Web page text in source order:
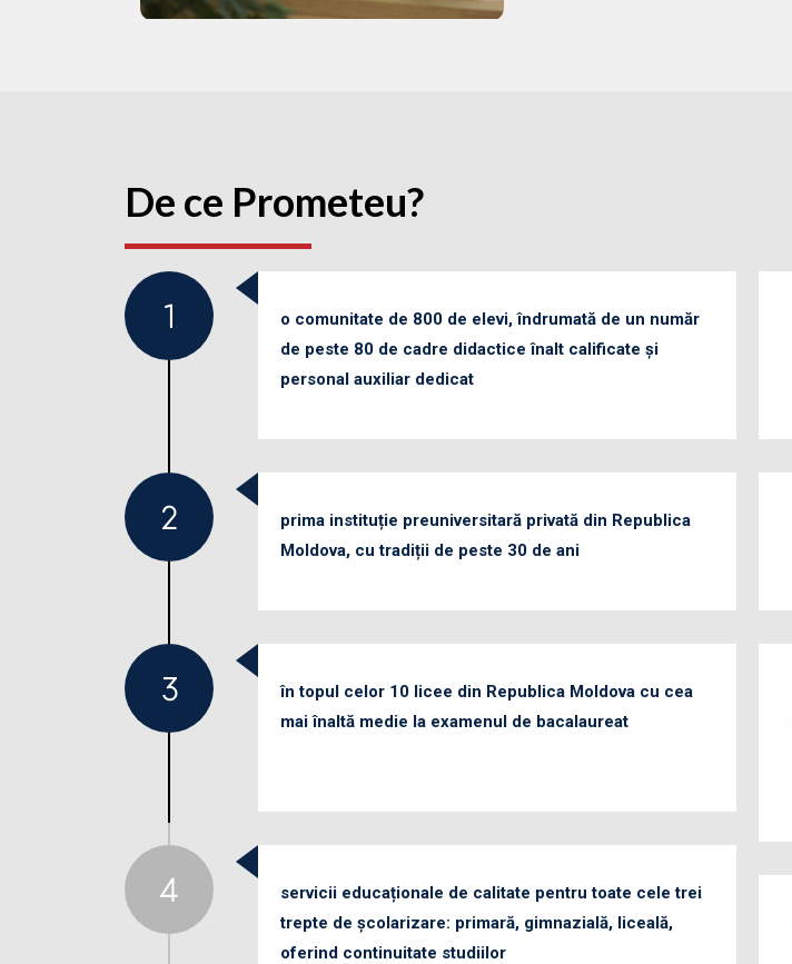
De ce Prometeu?
o comunitate de 800 de elevi, îndrumată de un număr
de peste 80 de cadre didactice înalt calificate și
personal auxiliar dedicat
prima instituție preuniversitară privată din Republica
Moldova, cu tradiții de peste 30 de ani
în topul celor 10 licee din Republica Moldova cu cea
mai înaltă medie la examenul de bacalaureat
servicii educaționale de calitate pentru toate cele trei
trepte de școlarizare: primară, gimnazială, liceală,
oferind continuitate studiilor